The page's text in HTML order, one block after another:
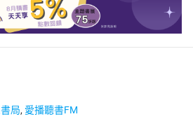
局, 愛播聽書FM